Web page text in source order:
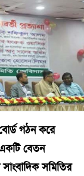
গঠন করে
একটি বেতন
সাংবাদিক সমিতির